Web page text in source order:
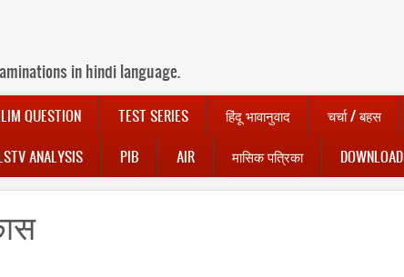
in hindi language.
QUESTION TEST SERIES हिंदू भावानुवाद चर्चा / बहस
ANALYSIS PIB AIR मासिक पत्रिका DOWNLOAD